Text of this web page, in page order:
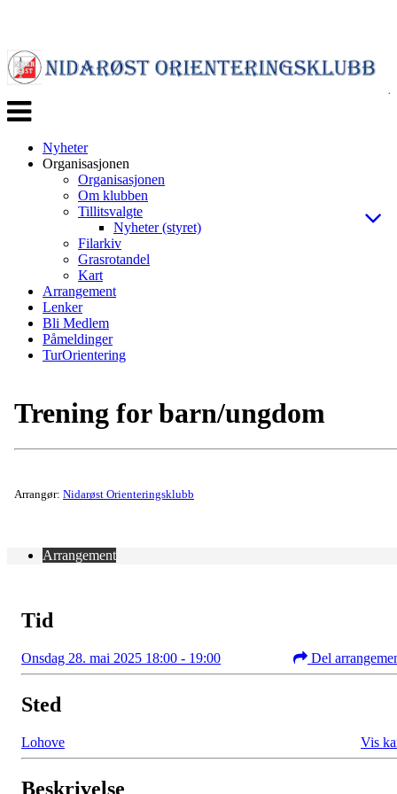
Veksle
navigasjon
Nyheter
Organisasjonen
Organisasjonen
Om klubben
Tillitsvalgte
Nyheter (styret)
Filarkiv
Grasrotandel
Kart
Arrangement
Lenker
Bli Medlem
Påmeldinger
TurOrientering
Trening for barn/ungdom
Arrangør: Nidarøst Orienteringsklubb
Arrangement
Tid
Onsdag 28. mai 2025 18:00 - 19:00 Del
Sted
Lohove Vis
Beskrivelse